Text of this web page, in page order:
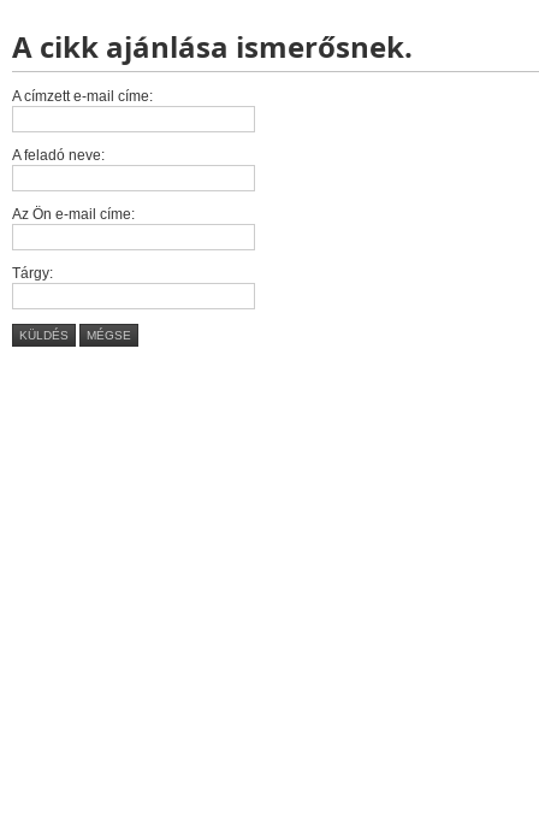
A cikk ajánlása ismerősnek.
A címzett e-mail címe:
A feladó neve:
Az Ön e-mail címe:
Tárgy:
KÜLDÉS MÉGSE